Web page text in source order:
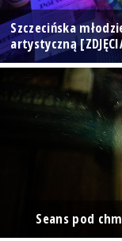
Szczecińska
artystyczną
Seans pod